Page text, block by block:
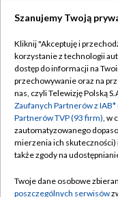
Abonament TVP
Emisja w TVP
Centrum informacji
Naziemna
Rada Programowa
Szanujemy Twoją
Kliknij "Akceptuję i
korzystanie z technologii
dostęp do informacji na
przechowywanie oraz na
nas, czyli Telewizję Polską
Zaufanych Partnerów z
Partnerów TVP (93 firm), w
zautomatyzowanego
mierzenia ich skuteczności)
także zgody na
Twoje dane osobowe
poszczególnych serwisów